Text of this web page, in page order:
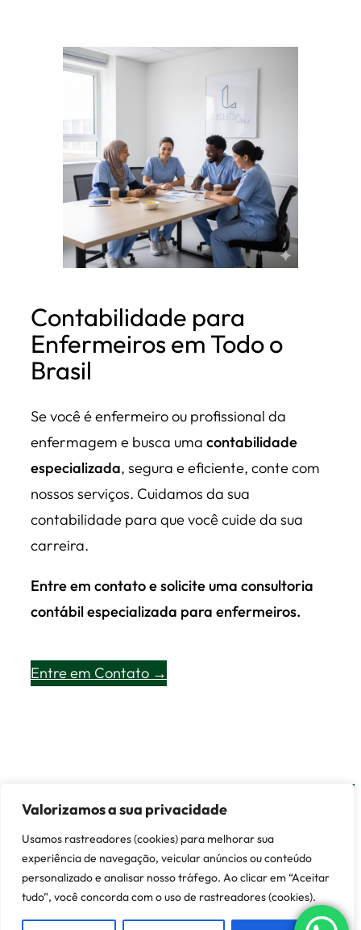
Valorizamos a sua privacidade
Usamos rastreadores (cookies) para melhorar sua
experiência de navegação, veicular anúncios ou conteúdo
personalizado e analisar nosso tráfego. Ao clicar em “Aceitar
tudo”, você concorda com o uso de rastreadores (cookies).
Contabilidade para
Enfermeiros em Todo o
Brasil
Se você é enfermeiro ou profissional da
enfermagem e busca uma contabilidade
especializada, segura e eficiente, conte com
nossos serviços. Cuidamos da sua
contabilidade para que você cuide da sua
carreira.
Entre em contato e solicite uma consultoria
contábil especializada para enfermeiros.
Entre em Contato →
© 2026 Lisboa Contábil ·Entre em Contato
Customized byDemóstenes